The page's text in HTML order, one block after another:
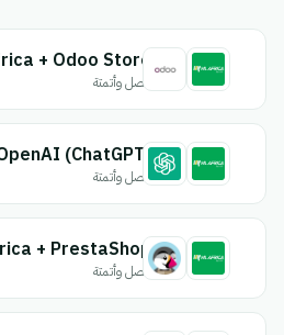
+ Odoo Store
اتصل وأتمتة
(ChatGPT)
اتصل وأتمتة
+ PrestaShop
اتصل وأتمتة